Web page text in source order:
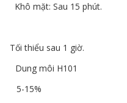
Sau 15 phút.
thiểu sau 1 giờ.
môi H101
15%